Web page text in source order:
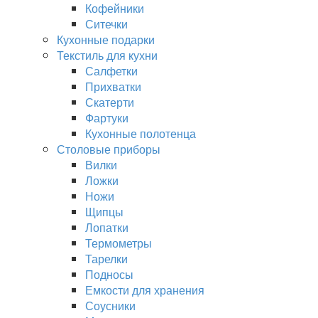
Кофейники
Ситечки
Кухонные подарки
Текстиль для кухни
Салфетки
Прихватки
Скатерти
Фартуки
Кухонные полотенца
Столовые приборы
Вилки
Ложки
Ножи
Щипцы
Лопатки
Термометры
Тарелки
Подносы
Емкости для хранения
Соусники